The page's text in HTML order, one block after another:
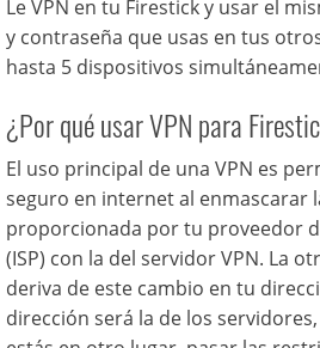
Le VPN en tu Firestick y usar el
y contraseña que usas en tus
hasta 5 dispositivos
¿Por qué usar VPN para
El uso principal de una VPN es
seguro en internet al enmascarar
proporcionada por tu proveedor
(ISP) con la del servidor VPN. La
deriva de este cambio en tu
dirección será la de los